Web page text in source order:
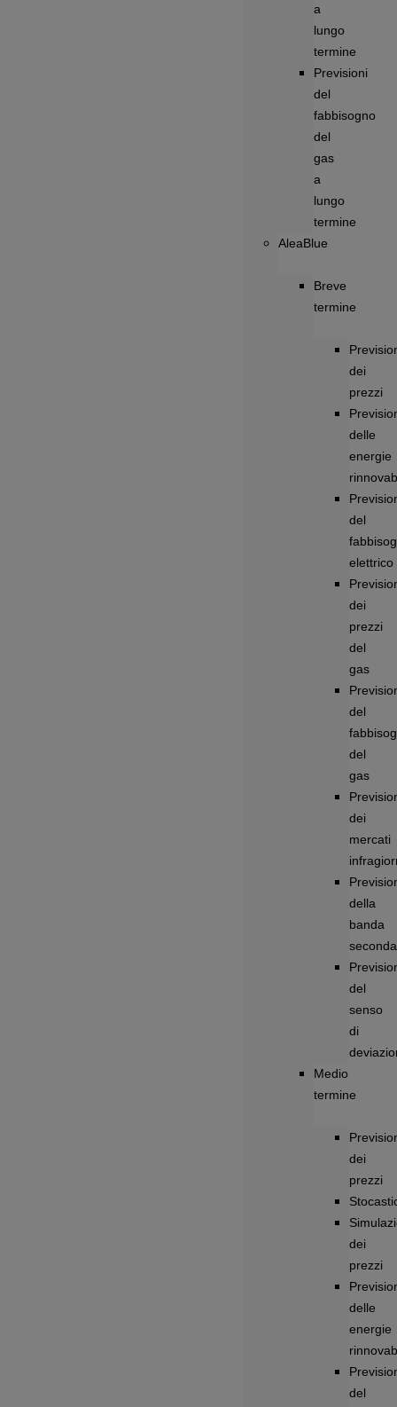
a
lungo
termine
Previsioni
del
fabbisogno
del
gas
a
lungo
termine
AleaBlue
Breve
termine
dei
prezzi
delle
energie
del
elettrico
dei
prezzi
del
gas
del
del
gas
dei
mercati
della
banda
del
senso
di
Medio
termine
dei
prezzi
dei
prezzi
delle
energie
del